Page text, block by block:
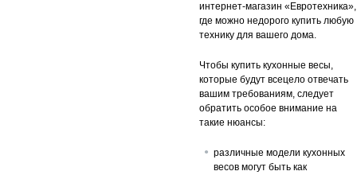
интернет-магазин «Евротехника»,
где можно недорого купить любую
технику для вашего дома.
Чтобы купить кухонные весы,
которые будут всецело отвечать
вашим требованиям, следует
обратить особое внимание на
такие нюансы:
различные модели кухонных
весов могут быть как